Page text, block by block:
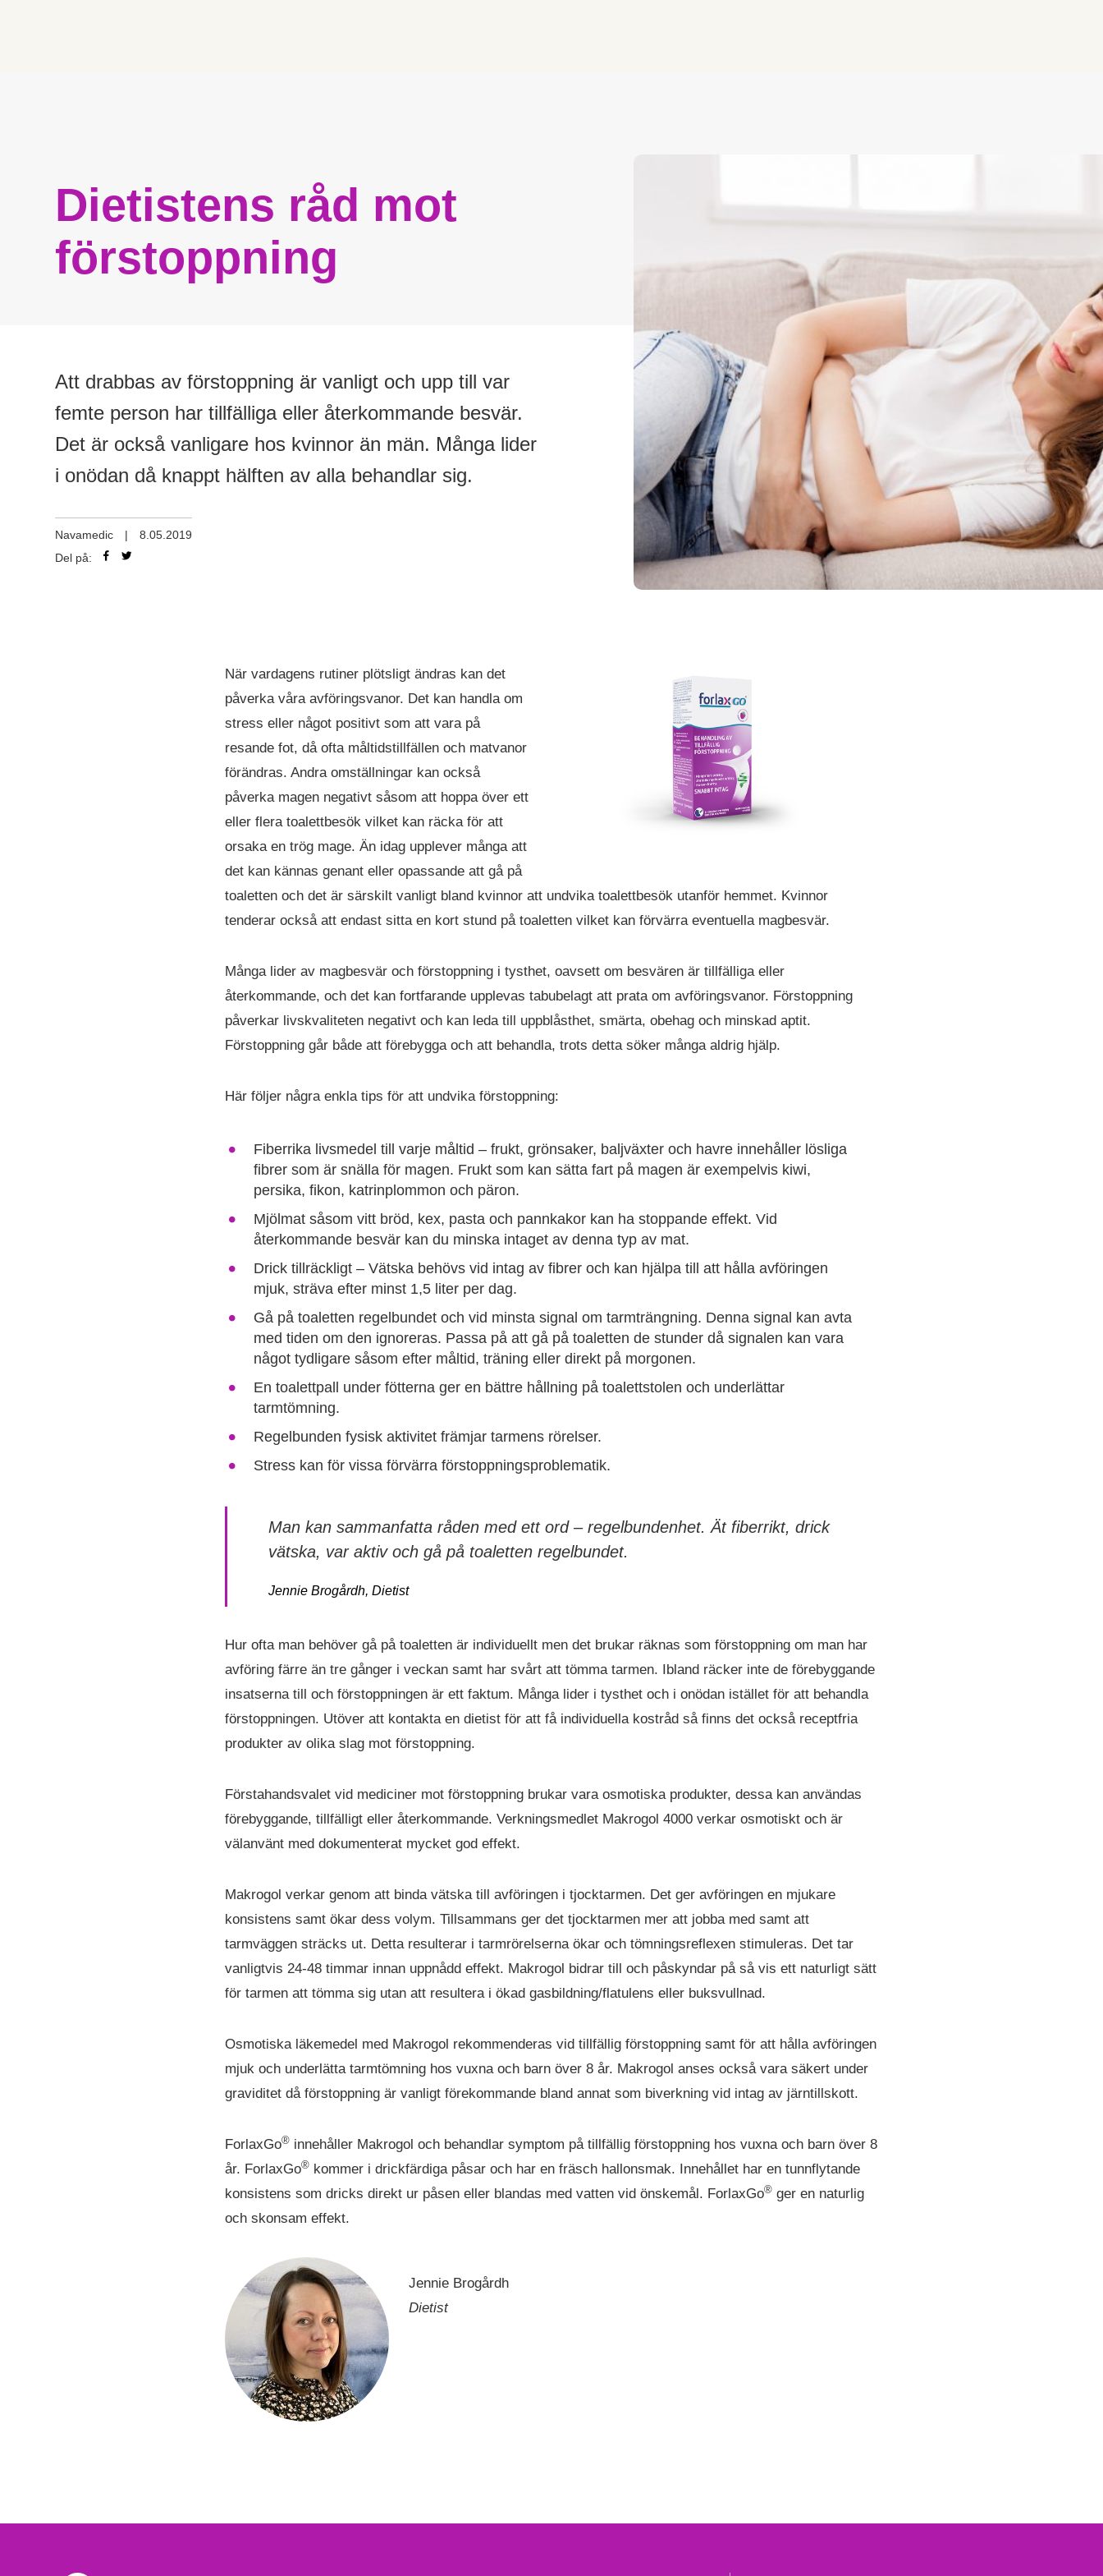
Dietistens råd mot
förstoppning
Att drabbas av förstoppning är vanligt och upp till var
femte person har tillfälliga eller återkommande besvär.
Det är också vanligare hos kvinnor än män. Många lider
i onödan då knappt hälften av alla behandlar sig.
Navamedic |
8.05.2019
Del på:
När vardagens rutiner plötsligt ändras kan det
påverka våra avföringsvanor. Det kan handla om
stress eller något positivt som att vara på
resande fot, då ofta måltidstillfällen och matvanor
förändras. Andra omställningar kan också
påverka magen negativt såsom att hoppa över ett
eller flera toalettbesök vilket kan räcka för att
orsaka en trög mage. Än idag upplever många att
det kan kännas genant eller opassande att gå på
toaletten och det är särskilt vanligt bland kvinnor att undvika toalettbesök utanför hemmet. Kvinnor
tenderar också att endast sitta en kort stund på toaletten vilket kan förvärra eventuella magbesvär.
Många lider av magbesvär och förstoppning i tysthet, oavsett om besvären är tillfälliga eller
återkommande, och det kan fortfarande upplevas tabubelagt att prata om avföringsvanor. Förstoppning
påverkar livskvaliteten negativt och kan leda till uppblåsthet, smärta, obehag och minskad aptit.
Förstoppning går både att förebygga och att behandla, trots detta söker många aldrig hjälp.
Här följer några enkla tips för att undvika förstoppning:
Fiberrika livsmedel till varje måltid – frukt, grönsaker, baljväxter och havre innehåller lösliga
fibrer som är snälla för magen. Frukt som kan sätta fart på magen är exempelvis kiwi,
persika, fikon, katrinplommon och päron.
Mjölmat såsom vitt bröd, kex, pasta och pannkakor kan ha stoppande effekt. Vid
återkommande besvär kan du minska intaget av denna typ av mat.
Drick tillräckligt – Vätska behövs vid intag av fibrer och kan hjälpa till att hålla avföringen
mjuk, sträva efter minst 1,5 liter per dag.
Gå på toaletten regelbundet och vid minsta signal om tarmträngning. Denna signal kan avta
med tiden om den ignoreras. Passa på att gå på toaletten de stunder då signalen kan vara
något tydligare såsom efter måltid, träning eller direkt på morgonen.
En toalettpall under fötterna ger en bättre hållning på toalettstolen och underlättar
tarmtömning.
Regelbunden fysisk aktivitet främjar tarmens rörelser.
Stress kan för vissa förvärra förstoppningsproblematik.
Man kan sammanfatta råden med ett ord – regelbundenhet. Ät fiberrikt, drick
vätska, var aktiv och gå på toaletten regelbundet.
Jennie Brogårdh, Dietist
Hur ofta man behöver gå på toaletten är individuellt men det brukar räknas som förstoppning om man har
avföring färre än tre gånger i veckan samt har svårt att tömma tarmen. Ibland räcker inte de förebyggande
insatserna till och förstoppningen är ett faktum. Många lider i tysthet och i onödan istället för att behandla
förstoppningen. Utöver att kontakta en dietist för att få individuella kostråd så finns det också receptfria
produkter av olika slag mot förstoppning.
Förstahandsvalet vid mediciner mot förstoppning brukar vara osmotiska produkter, dessa kan användas
förebyggande, tillfälligt eller återkommande. Verkningsmedlet Makrogol 4000 verkar osmotiskt och är
välanvänt med dokumenterat mycket god effekt.
Makrogol verkar genom att binda vätska till avföringen i tjocktarmen. Det ger avföringen en mjukare
konsistens samt ökar dess volym. Tillsammans ger det tjocktarmen mer att jobba med samt att
tarmväggen sträcks ut. Detta resulterar i tarmrörelserna ökar och tömningsreflexen stimuleras. Det tar
vanligtvis 24-48 timmar innan uppnådd effekt. Makrogol bidrar till och påskyndar på så vis ett naturligt sätt
för tarmen att tömma sig utan att resultera i ökad gasbildning/flatulens eller buksvullnad.
Osmotiska läkemedel med Makrogol rekommenderas vid tillfällig förstoppning samt för att hålla avföringen
mjuk och underlätta tarmtömning hos vuxna och barn över 8 år. Makrogol anses också vara säkert under
graviditet då förstoppning är vanligt förekommande bland annat som biverkning vid intag av järntillskott.
ForlaxGo®innehåller Makrogol och behandlar symptom på tillfällig förstoppning hos vuxna och barn över 8
år. ForlaxGo®kommer i drickfärdiga påsar och har en fräsch hallonsmak. Innehållet har en tunnflytande
konsistens som dricks direkt ur påsen eller blandas med vatten vid önskemål. ForlaxGo®ger en naturlig
och skonsam effekt.
Jennie Brogårdh
Dietist